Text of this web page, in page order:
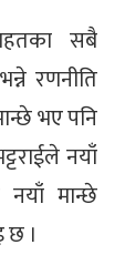
सबै
रणनीति
भए पनि
नयाँ
नयाँ मान्छे
छ ।